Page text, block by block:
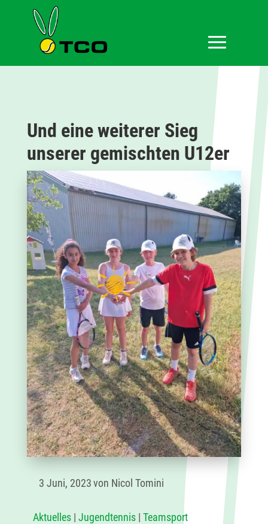
Und eine weiterer Sieg
unserer gemischten U12er
3 Juni, 2023von Nicol Tomini
Aktuelles| Jugendtennis| Teamsport